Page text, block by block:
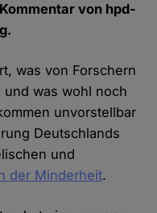
von hpd-
was von Forschern
was wohl noch
unvorstellbar
Deutschlands
und
der Minderheit.